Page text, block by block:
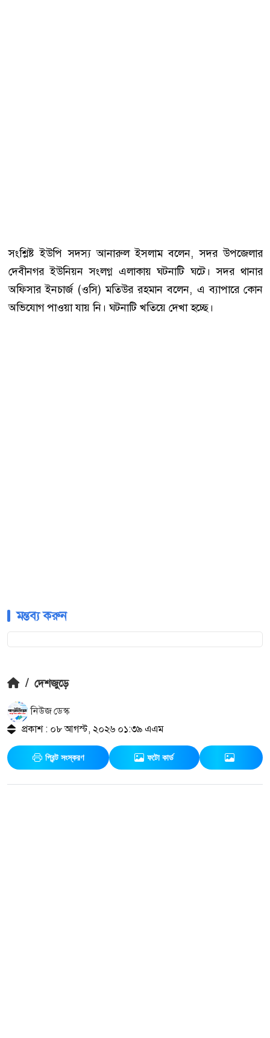
সংশ্লিষ্ট ইউপি সদস্য আনারুল ইসলাম বলেন, সদর উপজেলার
দেবীনগর ইউনিয়ন সংলগ্ন এলাকায় ঘটনাটি ঘটে। সদর থানার
অফিসার ইনচার্জ (ওসি) মতিউর রহমান বলেন, এ ব্যাপারে কোন
অভিযোগ পাওয়া যায় নি। ঘটনাটি খতিয়ে দেখা হচ্ছে।
মন্তব্য করুন
/ দেশজুড়ে
নিউজ ডেস্ক
প্রকাশ : ০৮ আগস্ট, ২০২৬ ০১:৩৯ এএম
প্রিন্ট সংস্করণ ফটো কার্ড